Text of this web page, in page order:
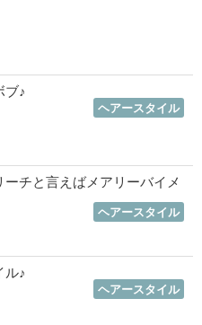
ブ♪
ヘアースタイル
チと言えばメアリーバイメ
ヘアースタイル
ル♪
ヘアースタイル